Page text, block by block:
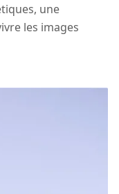
une
les images